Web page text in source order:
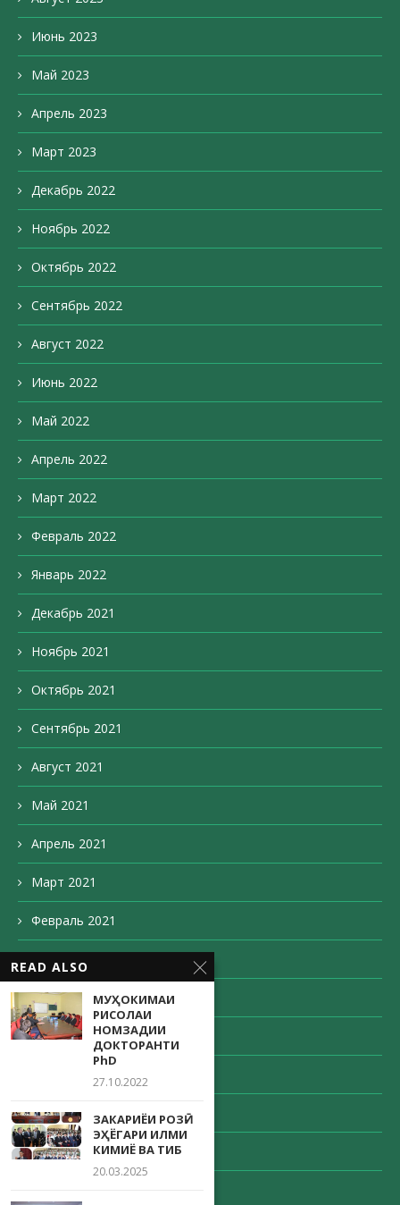
Июнь 2023
Май 2023
Апрель 2023
Март 2023
Декабрь 2022
Ноябрь 2022
Октябрь 2022
Сентябрь 2022
Август 2022
Июнь 2022
Май 2022
Апрель 2022
Март 2022
Февраль 2022
Январь 2022
Декабрь 2021
Ноябрь 2021
Октябрь 2021
Сентябрь 2021
Август 2021
Май 2021
Апрель 2021
Март 2021
Февраль 2021
Ноябрь 2020
Октябрь 2020
Август 2020
Май 2020
READ ALSO
МУҲОКИМАИ
РИСОЛАИ
НОМЗАДИИ
ДОКТОРАНТИ
PhD
27.10.2022
ЗАКАРИЁИ РОЗӢ-
ЭҲЁГАРИ ИЛМИ
КИМИЁ ВА ТИБ
20.03.2025